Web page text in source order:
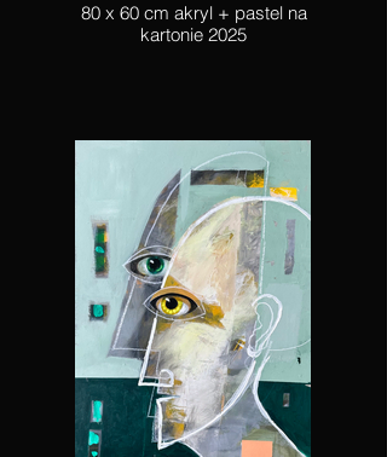
80 x 60 cm akryl + pastel na
kartonie 2025